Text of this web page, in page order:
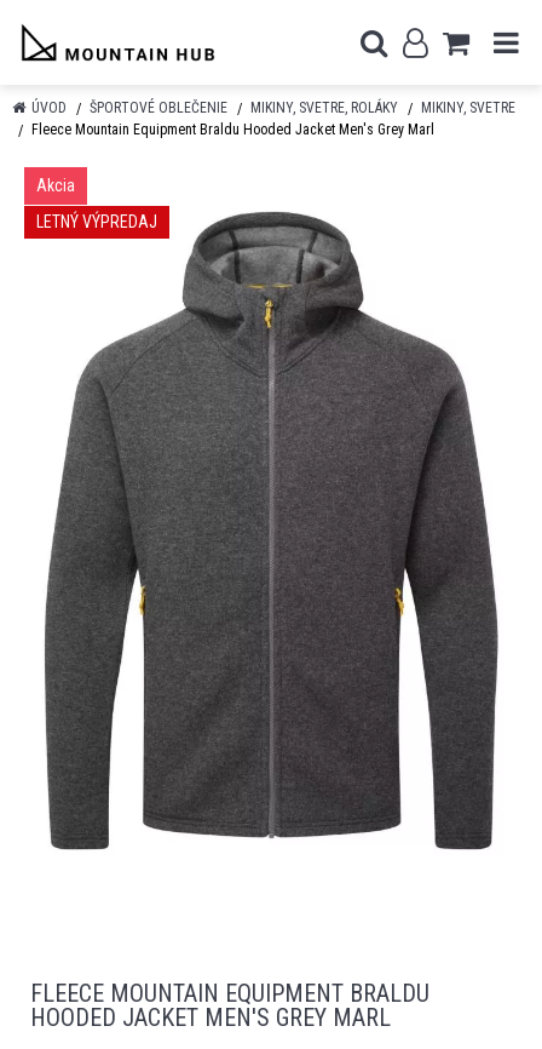
ÚVOD ŠPORTOVÉ OBLEČENIE MIKINY, SVETRE, ROLÁKY
MIKINY, SVETRE
Fleece Mountain Equipment Braldu Hooded Jacket Men's Grey Marl
Akcia
LETNÝ VÝPREDAJ
FLEECE MOUNTAIN EQUIPMENT BRALDU
HOODED JACKET MEN'S GREY MARL